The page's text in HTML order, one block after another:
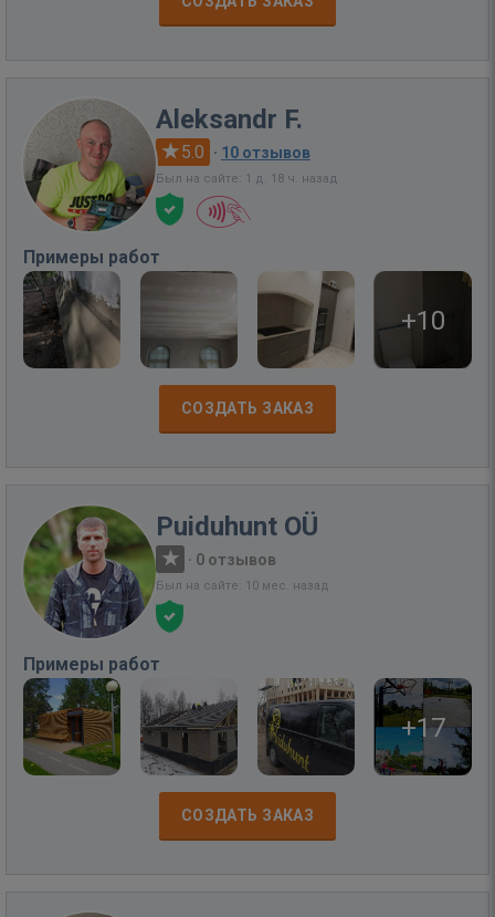
Aleksandr F.
5.0 · 10 отзывов
Был на сайте: 1 д. 18 ч. назад
Примеры работ
+10
СОЗДАТЬ ЗАКАЗ
Puiduhunt OÜ
· 0 отзывов
Был на сайте: 10 мес. назад
Примеры работ
+17
СОЗДАТЬ ЗАКАЗ